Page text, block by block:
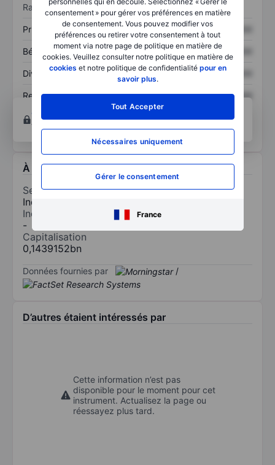
consentement » pour gérer vos préférences en matière
de consentement. Vous pouvez modifier vos
préférences ou retirer votre consentement à tout
moment via notre page de politique en matière de
cookies. Veuillez consulter notre politique en matière de
cookies et notre politique de confidentialité pour en
savoir plus.
Tout Accepter
Nécessaires uniquement
Gérer le consentement
France
Ratios
Prix / ventes XXXXXXX
Bénéfice par action XXXXXXX XXXXXXX
Dividende par action XXXXXXX XXXXXXX
Rendement des
XXXXXXX
XXXXXXX
Ouvrir un compte
pour accéder à d’autres outils
techniques et d’analyses.
À propos Airtificial Intelligence Structures SA
Secteur
Industrie
Industrie
-
Capitalisation
0,1439152bn
Données fournies par /
D’autres étaient intéressés par
Cette information n’est pas
disponible pour le moment pour cet
instrument. Actualisez la page ou
réessayez plus tard.